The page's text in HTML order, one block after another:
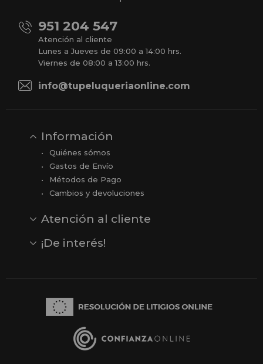
951 204 547
Atención al cliente
Lunes a Jueves de 09:00 a 14:00 hrs.
Viernes de 08:00 a 13:00 hrs.
info@tupeluqueriaonline.com
Información
Quiénes sómos
Gastos de Envío
Métodos de Pago
Cambios y devoluciones
Atención al cliente
Opiniones
Reseñas en Google
¡De interés!